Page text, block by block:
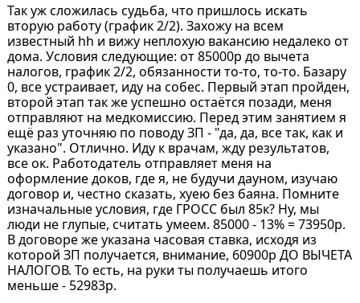
Так уж сложилась судьба, что пришлось искать
вторую работу (график 2/2). Захожу на всем
известный hh и вижу неплохую вакансию недалеко от
дома. Условия следующие: от 85000р до вычета
налогов, график 2/2, обязанности то-то, то-то. Базару
0, все устраивает, иду на собес. Первый этап пройден,
второй этап так же успешно остаётся позади, меня
отправляют на медкомиссию. Перед этим занятием я
ещё раз уточняю по поводу ЗП - "да, да, все так, как и
указано". Отлично. Иду к врачам, жду результатов,
все ок. Работодатель отправляет меня на
оформление доков, где я, не будучи дауном, изучаю
договор и, честно сказать, хуею без баяна. Помните
изначальные условия, где ГРОСС был 85к? Ну, мы
люди не глупые, считать умеем. 85000 - 13% = 73950р.
В договоре же указана часовая ставка, исходя из
которой ЗП получается, внимание, 60900р ДО ВЫЧЕТА
НАЛОГОВ. То есть, на руки ты получаешь итого
меньше - 52983р.